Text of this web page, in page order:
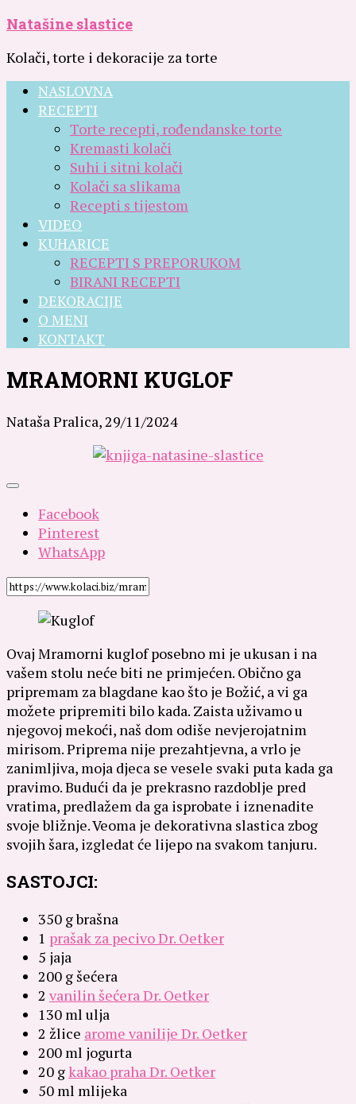
Natašine slastice
Kolači, torte i dekoracije za torte
NASLOVNA
RECEPTI
Torte recepti, rođendanske torte
Kremasti kolači
Suhi i sitni kolači
Kolači sa slikama
Recepti s tijestom
VIDEO
KUHARICE
RECEPTI S PREPORUKOM
BIRANI RECEPTI
DEKORACIJE
O MENI
KONTAKT
MRAMORNI KUGLOF
Nataša Pralica,29/11/2024
Facebook
Pinterest
WhatsApp
Ovaj Mramorni kuglof posebno mi je ukusan i na
vašem stolu neće biti ne primjećen. Obično ga
pripremam za blagdane kao što je Božić, a vi ga
možete pripremiti bilo kada. Zaista uživamo u
njegovoj mekoći, naš dom odiše nevjerojatnim
mirisom. Priprema nije prezahtjevna, a vrlo je
zanimljiva, moja djeca se vesele svaki puta kada ga
pravimo. Budući da je prekrasno razdoblje pred
vratima, predlažem da ga isprobate i iznenadite
svoje bližnje. Veoma je dekorativna slastica zbog
svojih šara, izgledat će lijepo na svakom tanjuru.
SASTOJCI:
350 g brašna
1 prašak za pecivo Dr. Oetker
5 jaja
200 g šećera
2 vanilin šećera Dr. Oetker
130 ml ulja
2 žlice arome vanilije Dr. Oetker
200 ml jogurta
20 gkakao praha Dr. Oetker
50 ml mlijeka